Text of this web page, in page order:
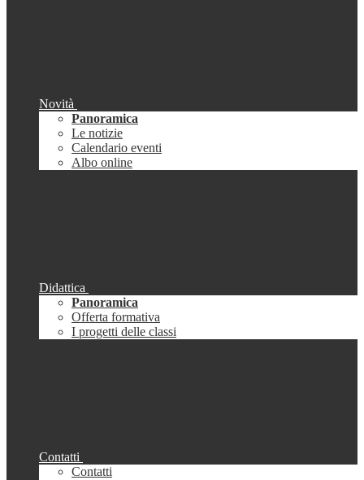
Novità
Panoramica
Le notizie
Calendario eventi
Albo online
Didattica
Panoramica
Offerta formativa
I progetti delle classi
Contatti
Contatti